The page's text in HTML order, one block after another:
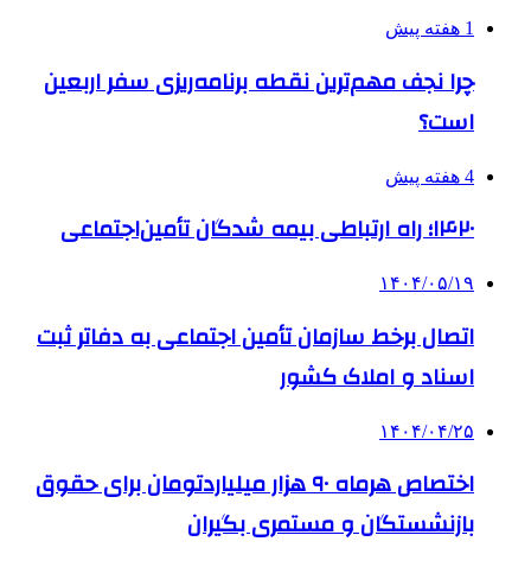
1 هفته پیش
چرا نجف مهم‌ترین نقطه برنامه‌ریزی سفر اربعین
است؟
4 هفته پیش
۱۴۲۰؛ راه ارتباطی بیمه شدگان تأمین‌اجتماعی
۱۴۰۴/۰۵/۱۹
اتصال برخط سازمان تأمین اجتماعی به دفاتر ثبت
اسناد و املاک کشور
۱۴۰۴/۰۴/۲۵
اختصاص هرماه ۹۰ هزار میلیاردتومان برای حقوق
بازنشستگان و مستمری بگیران